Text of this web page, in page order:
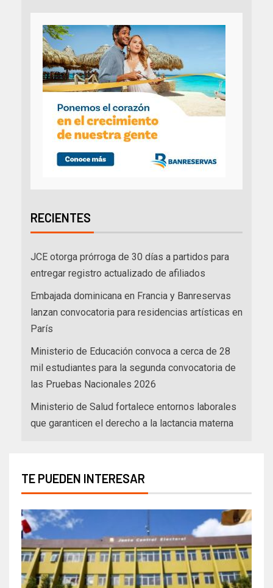
RECIENTES
JCE otorga prórroga de 30 días a partidos para
entregar registro actualizado de afiliados
Embajada dominicana en Francia y Banreservas
lanzan convocatoria para residencias artísticas en
París
Ministerio de Educación convoca a cerca de 28
mil estudiantes para la segunda convocatoria de
las Pruebas Nacionales 2026
Ministerio de Salud fortalece entornos laborales
que garanticen el derecho a la lactancia materna
TE PUEDEN INTERESAR